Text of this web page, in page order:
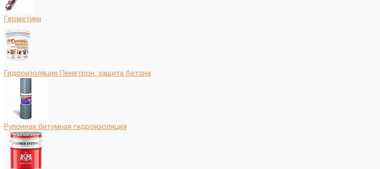
Герметики
Гидроизоляция Пенетрон, защита бетона
Рулонная битумная гидроизоляция